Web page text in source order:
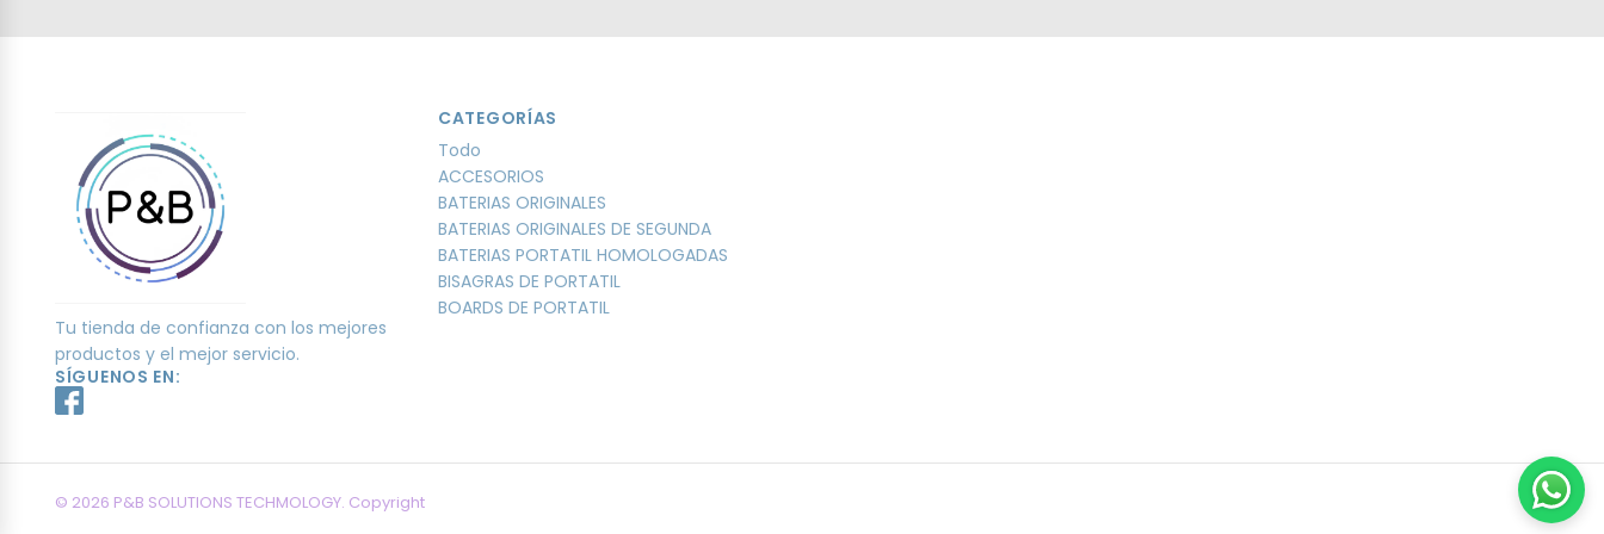
Tu tienda de confianza con los mejores
productos y el mejor servicio.
SÍGUENOS EN:
CATEGORÍAS
Todo
ACCESORIOS
BATERIAS ORIGINALES
BATERIAS ORIGINALES DE SEGUNDA
BATERIAS PORTATIL HOMOLOGADAS
BISAGRAS DE PORTATIL
BOARDS DE PORTATIL
© 2026 P&B SOLUTIONS TECHMOLOGY. Copyright